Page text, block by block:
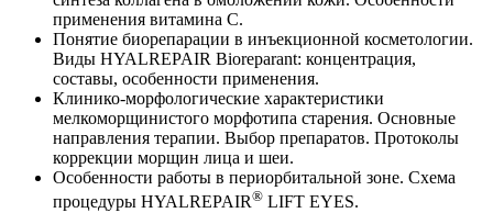
применения витамина С.
Понятие биорепарации в инъекционной косметологии.
Виды HYALREPAIR Bioreparant: концентрация,
составы, особенности применения.
Клинико-морфологические характеристики
мелкоморщинистого морфотипа старения. Основные
направления терапии. Выбор препаратов. Протоколы
коррекции морщин лица и шеи.
Особенности работы в периорбитальной зоне. Схема
процедуры HYALREPAIR® LIFT EYES.